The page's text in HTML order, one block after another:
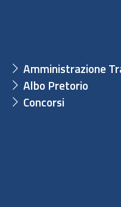
Amministrazione
Albo Pretorio
Concorsi